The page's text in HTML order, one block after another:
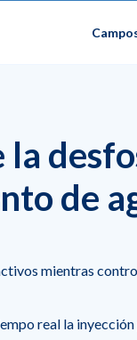
de
mientras
real la